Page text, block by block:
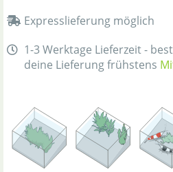
Expresslieferung möglich
1-3 Werktage Lieferzeit -
deine Lieferung frühstens